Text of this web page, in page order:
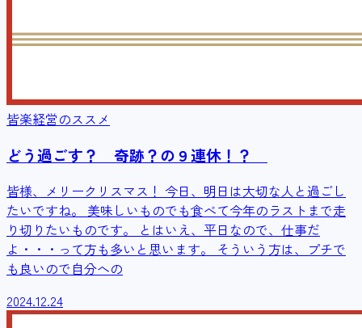
皆楽経営のススメ
どう過ごす？ 奇跡？の９連休！？
皆様、メリークリスマス！ 今日、明日は大切な人と過ごし
たいですね。 美味しいものでも食べて今年のラストまで走
り切りたいものです。 とはいえ、平日なので、仕事だ
よ・・・って方も多いと思います。 そういう方は、プチで
も良いので自分への
2024.12.24